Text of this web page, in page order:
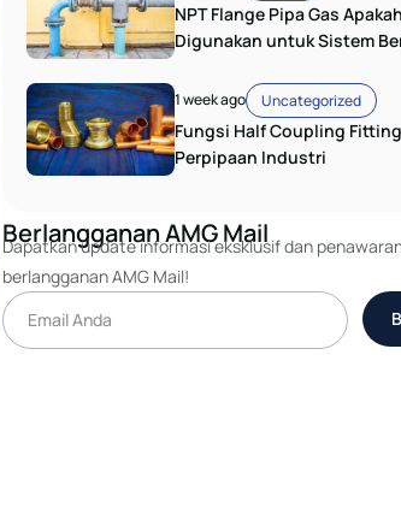
NPT Flange Pipa Gas
Digunakan untuk Sistem
1 week ago Uncategorized
Fungsi Half Coupling
Perpipaan Industri
Berlangganan AMG Mail
Dapatkan update informasi eksklusif dan
berlangganan AMG Mail!